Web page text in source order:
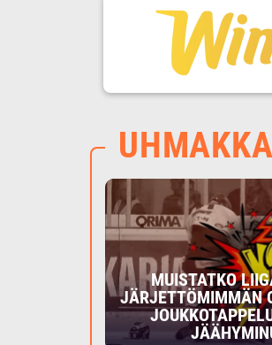
MUISTATKO
JÄRJETTÖMIMMÄN